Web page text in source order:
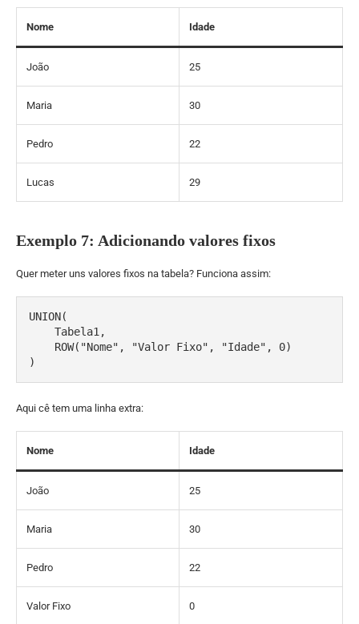
Nome Idade
João 25
Maria 30
Pedro 22
Lucas 29
Exemplo 7: Adicionando valores fixos
Quer meter uns valores fixos na tabela? Funciona assim:
UNION(
)
Aqui cê tem uma linha extra:
Nome Idade
João 25
Maria 30
Pedro 22
Valor Fixo 0